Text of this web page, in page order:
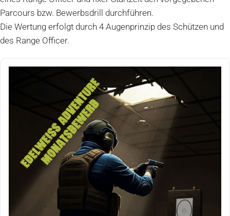
Parcours bzw. Bewerbsdrill durchführen.
Die Wertung erfolgt durch 4 Augenprinzip des Schützen und
des Range Officer.